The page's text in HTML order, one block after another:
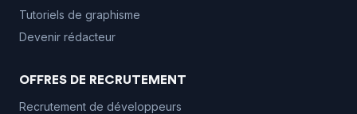
Tutoriels de graphisme
Devenir rédacteur
OFFRES DE RECRUTEMENT
Recrutement de développeurs